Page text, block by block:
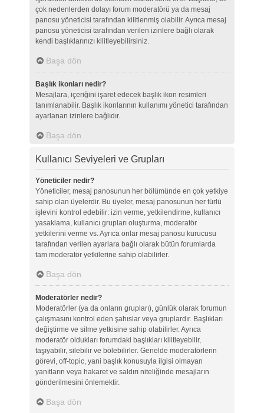
çok nedenlerden dolayı forum moderatörü ya da mesaj
panosu yöneticisi tarafından kilitlenmiş olabilir. Ayrıca mesaj
panosu yöneticisi tarafından verilen izinlere bağlı olarak
kendi başlıklarınızı kilitleyebilirsiniz.
Başa dön
Başlık ikonları nedir?
Mesajlara, içeriğini işaret edecek başlık ikon resimleri
tanımlanabilir. Başlık ikonlarının kullanımı yönetici tarafından
ayarlanan izinlere bağlıdır.
Başa dön
Kullanıcı Seviyeleri ve Grupları
Yöneticiler nedir?
Yöneticiler, mesaj panosunun her bölümünde en çok yetkiye
sahip olan üyelerdir. Bu üyeler, mesaj panosunun her türlü
işlevini kontrol edebilir: izin verme, yetkilendirme, kullanıcı
yasaklama, kullanıcı grupları oluşturma, moderatör
yetkilerini verme vs. Ayrıca onlar mesaj panosu kurucusu
tarafından verilen ayarlara bağlı olarak bütün forumlarda
tam moderatör yetkilerine sahip olabilirler.
Başa dön
Moderatörler nedir?
Moderatörler (ya da onların grupları), günlük olarak forumun
çalışmasını kontrol eden şahıslar veya gruplardır. Başlıkları
değiştirme ve silme yetkisine sahip olabilirler. Ayrıca
moderatör oldukları forumdaki başlıkları kilitleyebilir,
taşıyabilir, silebilir ve bölebilirler. Genelde moderatörlerin
görevi, off-topic, yani başlık konusuyla ilgisi olmayan
yanıtların veya hakaret ve saldırı niteliğinde mesajların
gönderilmesini önlemektir.
Başa dön